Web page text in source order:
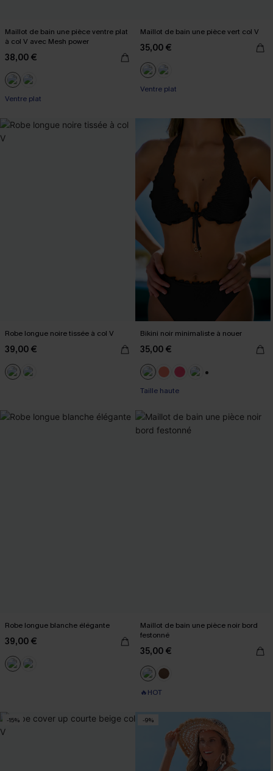
Maillot de bain une pièce ventre plat
à col V avec Mesh power
38,00 €
Ventre plat
Maillot de bain une pièce vert col V
35,00 €
Ventre plat
Robe longue noire tissée à col V
39,00 €
Bikini noir minimaliste à nouer
35,00 €
Taille haute
Robe longue blanche élégante
39,00 €
Maillot de bain une pièce noir bord
festonné
35,00 €
🔥HOT
-15% -9%